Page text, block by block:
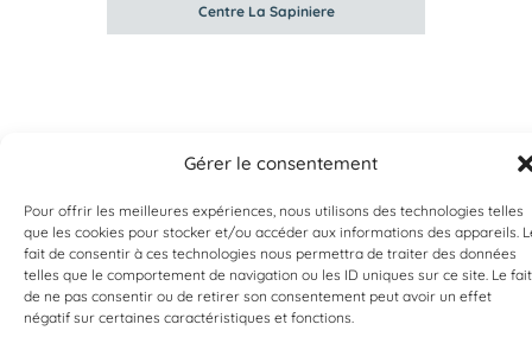
Gérer le consentement
Pour offrir les meilleures expériences, nous utilisons des technologies telles
que les cookies pour stocker et/ou accéder aux informations des appareils.
fait de consentir à ces technologies nous permettra de traiter des données
telles que le comportement de navigation ou les ID uniques sur ce site. Le fait
de ne pas consentir ou de retirer son consentement peut avoir un effet
négatif sur certaines caractéristiques et fonctions.
Centre La Sapiniere
EST UN PROGRAMME DE